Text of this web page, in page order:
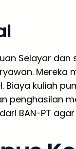
Selayar
kuliah
penghasilan
BAN-PT